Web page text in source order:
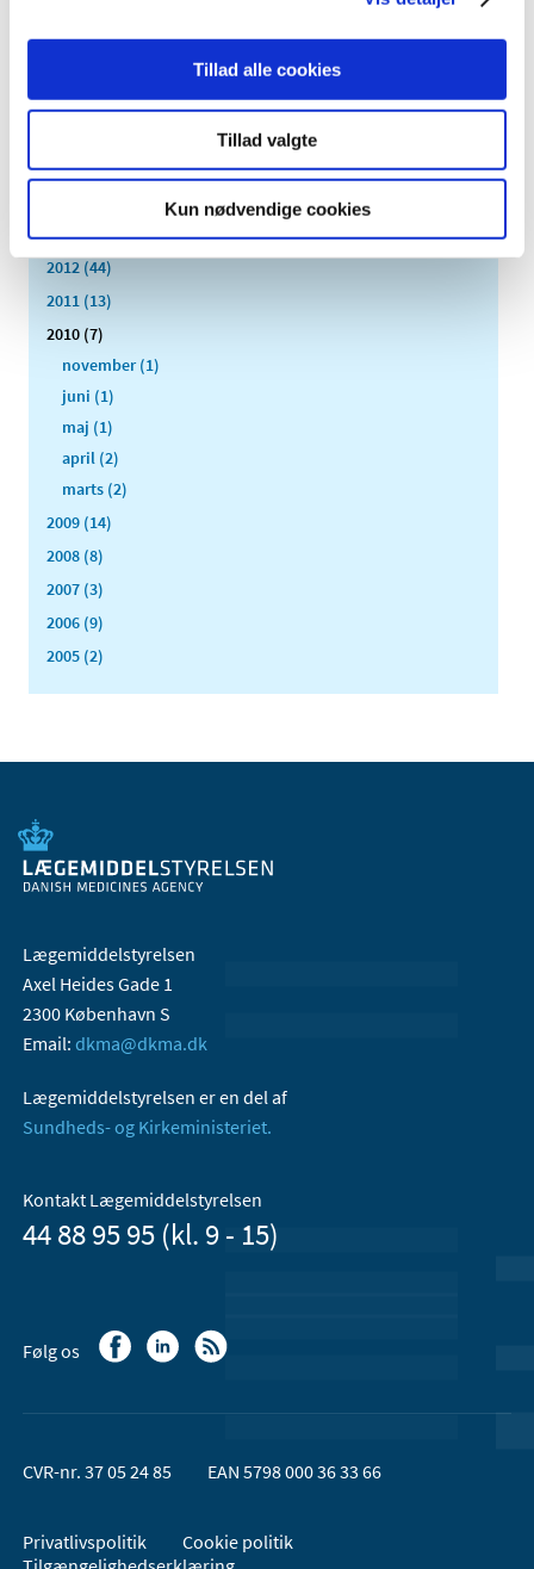
Tillad alle cookies
Tillad valgte
Kun nødvendige cookies
2019 (44)
2017 (38)
2015 (31)
2013 (45)
2012 (44)
2011 (13)
2010 (7)
november (1)
juni (1)
maj (1)
april (2)
marts (2)
2009 (14)
2008 (8)
2007 (3)
2006 (9)
2005 (2)
Lægemiddelstyrelsen
Axel Heides Gade 1
2300 København S
Email: dkma@dkma.dk
Lægemiddelstyrelsen er en del af
Sundheds- og Kirkeministeriet.
Kontakt Lægemiddelstyrelsen
44 88 95 95 (kl. 9 - 15)
Følg os
CVR-nr. 37 05 24 85 EAN 5798 000 36 33 66
Privatlivspolitik
Cookie politik